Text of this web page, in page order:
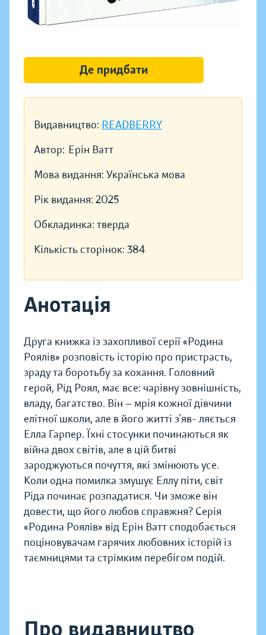
Видавництво: READBERRY
Автор: Ерін Ватт
Мова видання: Українська мова
Рік видання: 2025
Обкладинка: тверда
Кількість сторінок: 384
Анотація
Друга книжка із захопливої серії «Родина
Роялів» розповість історію про пристрасть,
зраду та боротьбу за кохання. Головний
герой, Рід Роял, має все: чарівну зовнішність,
владу, багатство. Він — мрія кожної дівчини
елітної школи, але в його житті з’яв- ляється
Елла Гарпер. Їхні стосунки починаються як
війна двох світів, але в цій битві
зароджуються почуття, які змінюють усе.
Коли одна помилка змушує Еллу піти, світ
Ріда починає розпадатися. Чи зможе він
довести, що його любов справжня? Серія
«Родина Роялів» від Ерін Ватт сподобається
поціновувачам гарячих любовних історій із
таємницями та стрімким перебігом подій.
Про видавництво
Де придбати